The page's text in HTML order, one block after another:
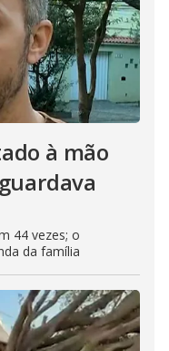
à mão
44 vezes; o
da família